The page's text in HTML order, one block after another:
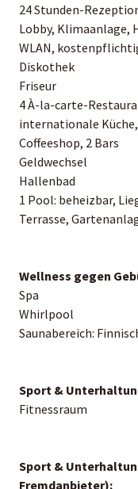
24 Stunden-
Lobby, Klimaanlage,
WLAN,
Diskothek
Friseur
4 À-la-carte-
internationale
Coffeeshop, 2 Bars
Geldwechsel
Hallenbad
1 Pool: beheizbar,
Terrasse,
Wellness gegen
Spa
Whirlpool
Saunabereich:
Sport &
Fitnessraum
Sport &
Fremdanbieter):